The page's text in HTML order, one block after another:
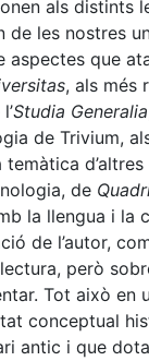
als distints
de les nostres
aspectes que
, als més
Studia Generalia
de Trivium,
de
la llengua i la
de l’autor,
però
Tot això en
conceptual
antic i que dota